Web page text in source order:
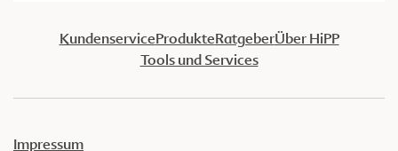
KundenserviceProdukteRatgeberÜber HiPP
Tools und Services
Impressum